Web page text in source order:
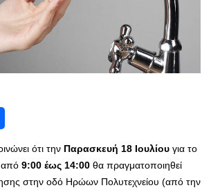
ότι την Παρασκευή 18 Ιουλίου για το
από 9:00 έως 14:00 θα πραγματοποιηθεί
στην οδό Ηρώων Πολυτεχνείου (από την